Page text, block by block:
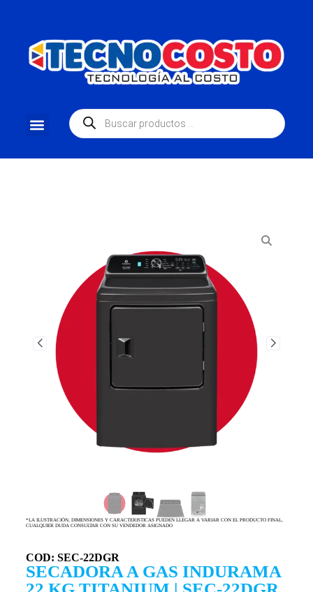
*LA ILUSTRACIÓN, DIMENSIONES Y CARACTERISTICAS PUEDEN LLEGAR A VARIAR CON EL PRODUCTO FINAL,
CUALQUIER DUDA CONSULTAR CON SU VENDEDOR ASIGNADO
COD: SEC-22DGR
SECADORA A GAS INDURAMA